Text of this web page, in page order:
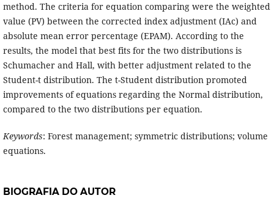
method. The criteria for equation comparing were the weighted
value (PV) between the corrected index adjustment (IAc) and
absolute mean error percentage (EPAM). According to the
results, the model that best fits for the two distributions is
Schumacher and Hall, with better adjustment related to the
Student-t distribution. The t-Student distribution promoted
improvements of equations regarding the Normal distribution,
compared to the two distributions per equation.
Keywords: Forest management; symmetric distributions; volume
equations.
BIOGRAFIA DO AUTOR